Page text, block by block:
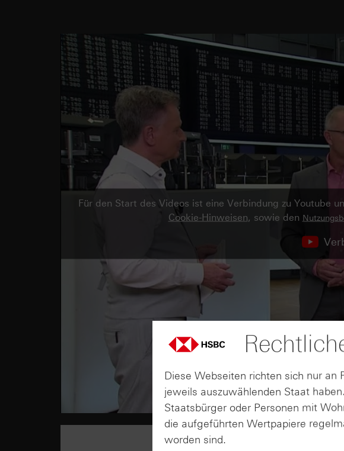
Für den Start des Videos ist eine Verbindung zu Youtube
Cookie-Hinweisen, sowie den
Diese Webseiten richten sich nur an
jeweils auszuwählenden Staat
Staatsbürger oder Personen mit
die aufgeführten Wertpapiere
worden sind.